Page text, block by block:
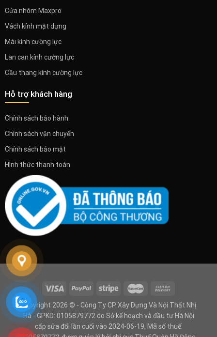
Cửa nhôm Maxpro
Vách kính mặt dựng
Mái kính cường lực
Lan can kính cường lực
Cầu thang kính cường lực
Hỗ trợ khách hàng
Chính sách bảo hành
Chính sách vận chuyển
Chính sách bảo mật
Hình thức thanh toán
Copyright 2026 © - Công Ty CP Xây Dựng Và Nội Thất Nhị
Hà - GPKD: 0105879772 do Sở kế hoạch và đầu tư Hà Nội
cấp sửa đổi lần cuối vào 2024-06-19, Mã số thuế: